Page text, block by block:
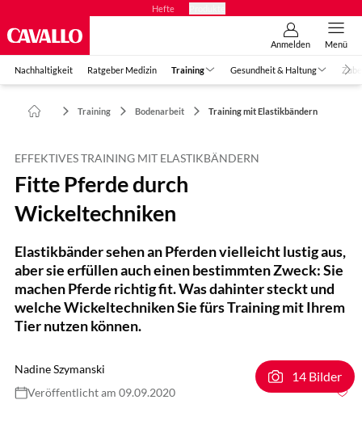
Hefte
Anmelden Menü
Nachhaltigkeit Ratgeber Medizin Training Gesundheit & Haltung
Training Bodenarbeit Training mit Elastikbändern
EFFEKTIVES TRAINING MIT ELASTIKBÄNDERN
Fitte Pferde durch
Wickeltechniken
Elastikbänder sehen an Pferden vielleicht lustig aus,
aber sie erfüllen auch einen bestimmten Zweck: Sie
machen Pferde richtig fit. Was dahinter steckt und
welche Wickeltechniken Sie fürs Training mit Ihrem
Tier nutzen können.
Nadine Szymanski
Veröffentlicht am 09.09.2020
14 Bilder